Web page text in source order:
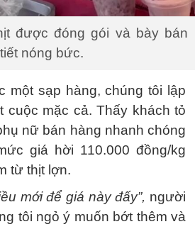
được đóng gói và bày bán
nóng bức.
một sạp hàng, chúng tôi lập
cuộc mặc cả. Thấy khách tỏ
nữ bán hàng nhanh chóng
giá hời 110.000 đồng/kg
từ thịt lợn.
mới để giá này đấy”, người
tôi ngỏ ý muốn bớt thêm và